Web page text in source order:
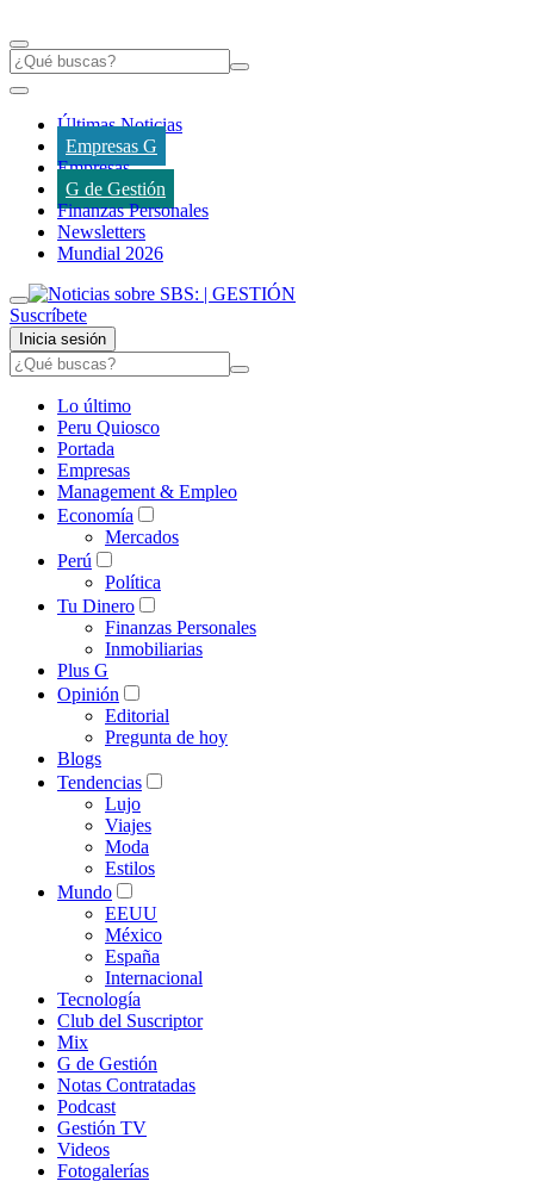
Últimas Noticias
Empresas G
Empresas
G de Gestión
Finanzas Personales
Newsletters
Mundial 2026
Suscríbete
Inicia sesión
Lo último
Peru Quiosco
Portada
Empresas
Management & Empleo
Economía
Mercados
Perú
Política
Tu Dinero
Finanzas Personales
Inmobiliarias
Plus G
Opinión
Editorial
Pregunta de hoy
Blogs
Tendencias
Lujo
Viajes
Moda
Estilos
Mundo
EEUU
México
España
Internacional
Tecnología
Club del Suscriptor
Mix
G de Gestión
Notas Contratadas
Podcast
Gestión TV
Videos
Fotogalerías